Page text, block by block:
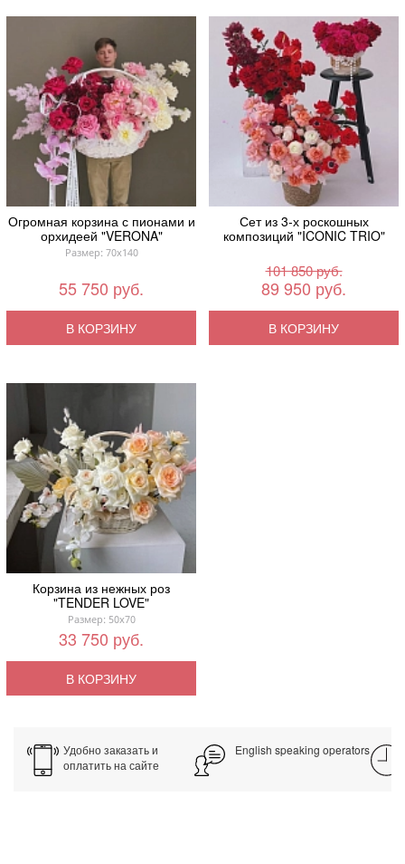
Огромная корзина с пионами и
орхидеей "VERONA"
Размер: 70x140
55 750 руб.
В КОРЗИНУ
Сет из 3-х роскошных
композиций "ICONIC TRIO"
101 850 руб.
89 950 руб.
В КОРЗИНУ
Корзина из нежных роз
"TENDER LOVE"
Размер: 50x70
33 750 руб.
В КОРЗИНУ
Удобно заказать и
оплатить на сайте
English speaking operators